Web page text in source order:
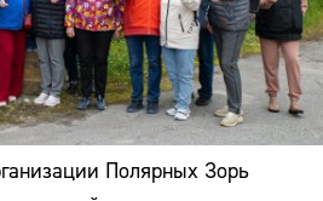
Полярных Зорь